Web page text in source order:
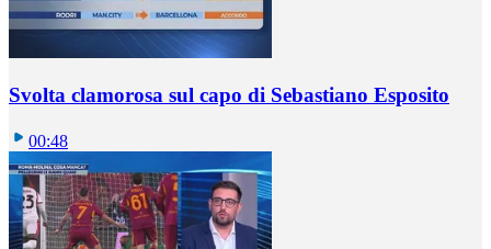
Svolta clamorosa sul capo di Sebastiano Esposito
00:48